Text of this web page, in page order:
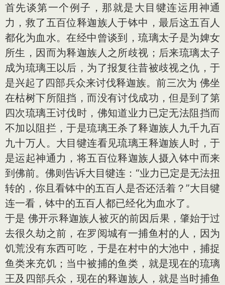
首先谈第一个例子，那就是大目犍连运用神通
力，救了五百位释迦族人于钵中，最后这五百人
都化为血水。在经中曾谈到，琉璃太子是为婢女
所生，因而为释迦族人之所歧视；后来琉璃太子
成为琉璃王以后，为了报复往昔被歧视之仇，于
是兴起了四部兵众来讨伐释迦族。前三次为 佛坐
在枯树下所阻挡，而没有讨伐成功，但是到了第
四次琉璃王讨伐时，佛知道业力已定无法阻挡而
不加以阻拦，于是琉璃王杀了释迦族人九千九百
九十万人。大目犍连看见琉璃王释迦族人时，于
是运起神通力，将五百位释迦族人摄入钵中而来
到佛前。佛则告诉大目犍连：“业力已定是无法扭
转的，你且看钵中的五百人是否还活着？”大目犍
连一看，钵中的五百人都已经化为血水了。
于是 佛开示释迦族人被灭的前因后果，肇始于过
去很久劫之前，在罗阅城有一捕鱼村的人，因为
饥荒没有东西可吃，于是在村中的大池中，捕捉
鱼类来充饥；当中被捕的鱼类，就是现在的琉璃
王及四部兵众，现在的释迦族人，就是当时捕鱼